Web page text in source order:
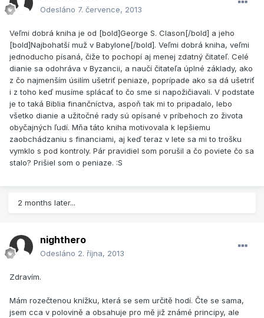
Odesláno 7. července, 2013
Veľmi dobrá kniha je od [bold]George S. Clason[/bold] a jeho
[bold]Najbohatší muž v Babylone[/bold]. Veľmi dobrá kniha, veľmi
jednoducho písaná, čiže to pochopí aj menej zdatný čitateľ. Celé
dianie sa odohráva v Byzancii, a naučí čitateľa úplné základy, ako
z čo najmenším úsilím ušetriť peniaze, poprípade ako sa dá ušetriť
i z toho keď musíme splácať to čo sme si napožičiavali. V podstate
je to taká Biblia finančníctva, aspoň tak mi to pripadalo, lebo
všetko dianie a užitočné rady sú opísané v príbehoch zo života
obyčajných ľudí. Mňa táto kniha motivovala k lepšiemu
zaobchádzaniu s financiami, aj keď teraz v lete sa mi to trošku
vymklo s pod kontroly. Pár pravidiel som porušil a čo poviete čo sa
stalo? Prišiel som o peniaze. :S
2 months later...
nighthero
Odesláno 2. října, 2013
Zdravím.
Mám rozečtenou knížku, která se sem určitě hodí. Čte se sama,
jsem cca v polovině a obsahuje pro mě již známé principy, ale